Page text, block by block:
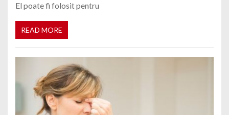
El poate fi folosit pentru
READ MORE